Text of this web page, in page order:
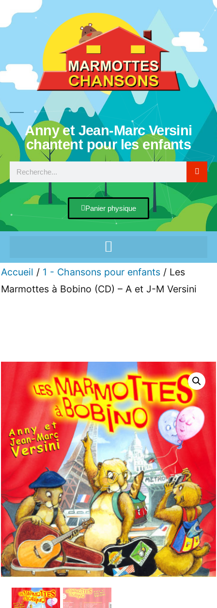
Anny et Jean-Marc Versini
chantent pour les enfants
Panier physique
Accueil / 1 - Chansons pour enfants / Les
Marmottes à Bobino (CD) – A et J-M Versini